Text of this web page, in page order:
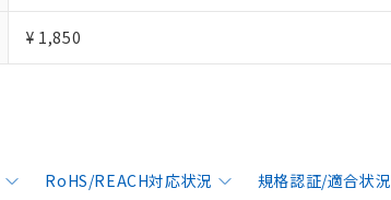
¥ 1,850
RoHS/REACH対応状況 規格認証/適合状況